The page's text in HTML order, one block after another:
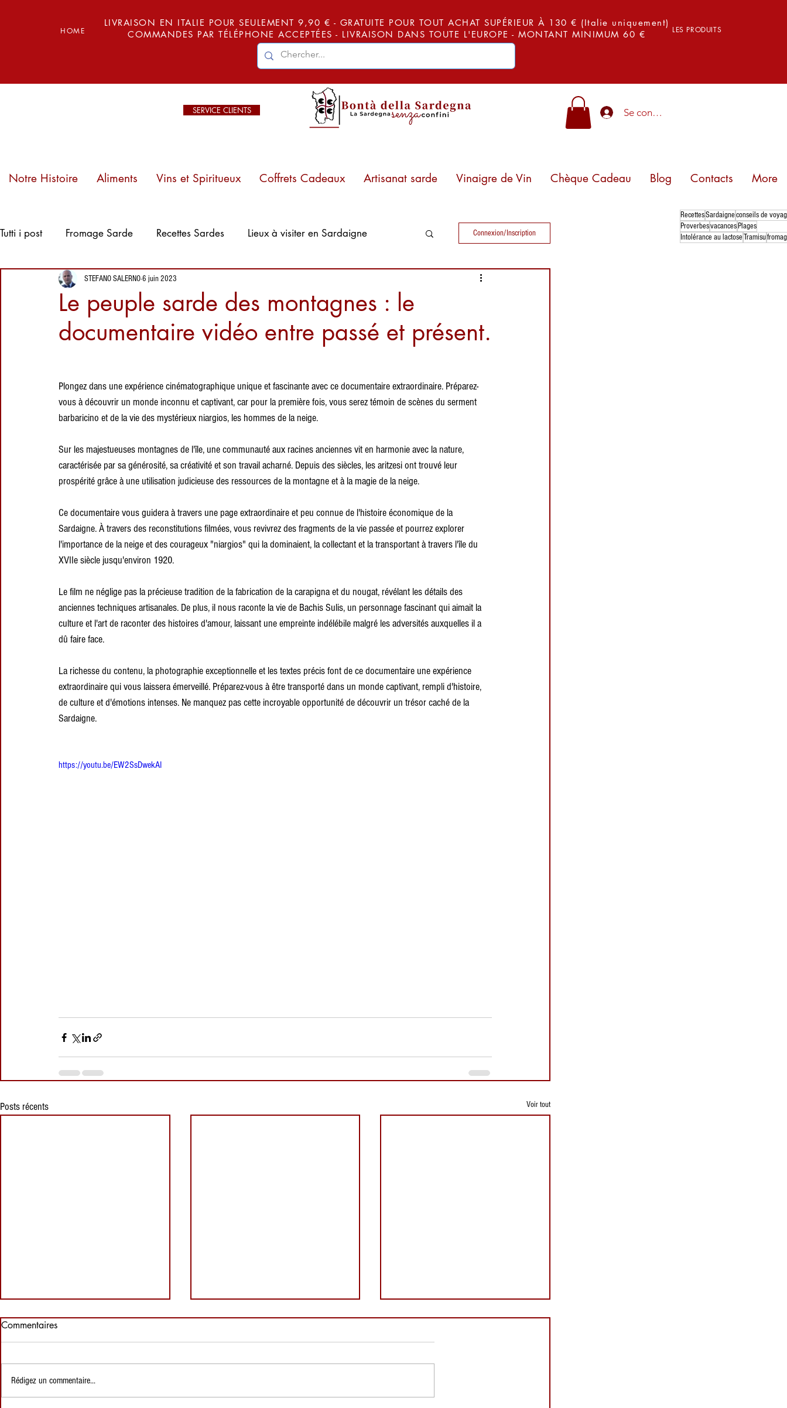
HOME
LIVRAISON EN ITALIE POUR SEULEMENT 9,90 € - GRATUITE POUR TOUT ACHAT SUPÉRIEUR À 130 € (Italie uniquement)
COMMANDES PAR TÉLÉPHONE ACCEPTÉES - LIVRAISON DANS TOUTE L'EUROPE - MONTANT MINIMUM 60 €
LES PRODUITS
SERVICE CLIENTS Se connecter
Notre Histoire Aliments Vins et Spiritueux Coffrets Cadeaux Artisanat sarde Vinaigre de Vin Chèque Cadeau Blog Contacts More
Plages de
Sardaigne : Mari
de quartz, nature
intacte et
traditions
pastorales
1 juin 2025
Plages de
Sardaigne : Plage
de La Piana,
Montirussu
2 avr. 2025
Siliqua et son
château
d'Acquafredda
27 mars 2025
Tutti i post Fromage Sarde Recettes Sardes Lieux à visiter en Sardaigne
Proverbes Informations alimentaires
Connexion/Inscription
Le peuple sarde des montagnes : le
documentaire vidéo entre passé et présent.
STEFANO SALERNO6 juin 2023
Plongez dans une expérience cinématographique unique et fascinante avec ce documentaire extraordinaire. Préparez-
vous à découvrir un monde inconnu et captivant, car pour la première fois, vous serez témoin de scènes du serment
barbaricino et de la vie des mystérieux niargios, les hommes de la neige.
Sur les majestueuses montagnes de l'île, une communauté aux racines anciennes vit en harmonie avec la nature,
caractérisée par sa générosité, sa créativité et son travail acharné. Depuis des siècles, les aritzesi ont trouvé leur
prospérité grâce à une utilisation judicieuse des ressources de la montagne et à la magie de la neige.
Ce documentaire vous guidera à travers une page extraordinaire et peu connue de l'histoire économique de la
Sardaigne. À travers des reconstitutions filmées, vous revivrez des fragments de la vie passée et pourrez explorer
l'importance de la neige et des courageux "niargios" qui la dominaient, la collectant et la transportant à travers l'île du
XVIIe siècle jusqu'environ 1920.
Le film ne néglige pas la précieuse tradition de la fabrication de la carapigna et du nougat, révélant les détails des
anciennes techniques artisanales. De plus, il nous raconte la vie de Bachis Sulis, un personnage fascinant qui aimait la
culture et l'art de raconter des histoires d'amour, laissant une empreinte indélébile malgré les adversités auxquelles il a
dû faire face.
La richesse du contenu, la photographie exceptionnelle et les textes précis font de ce documentaire une expérience
extraordinaire qui vous laissera émerveillé. Préparez-vous à être transporté dans un monde captivant, rempli d'histoire,
de culture et d'émotions intenses. Ne manquez pas cette incroyable opportunité de découvrir un trésor caché de la
Sardaigne.
https://youtu.be/EW2SsDwekAI
Posts récents Voir tout
Commentaires
Rédigez un commentaire...
RecettesSardaigneconseils de
Proverbesvacances Plages
Intolérance au lactoseTramisu